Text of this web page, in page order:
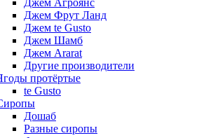
Джем Агроянс
Джем Фрут Ланд
Джем te Gusto
Джем Шамб
Джем Ararat
Другие производители
протёртые
te Gusto
Дошаб
Разные сиропы